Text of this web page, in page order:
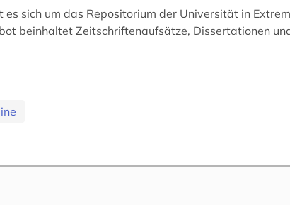
es sich um das Repositorium der Universität in
beinhaltet Zeitschriftenaufsätze, Dissertationen